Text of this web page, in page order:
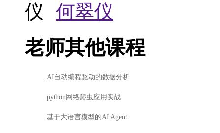
何翠仪
老师其他课程
AI自动编程驱动的数据分析
python网络爬虫应用实战
基于大语言模型的AI Agent